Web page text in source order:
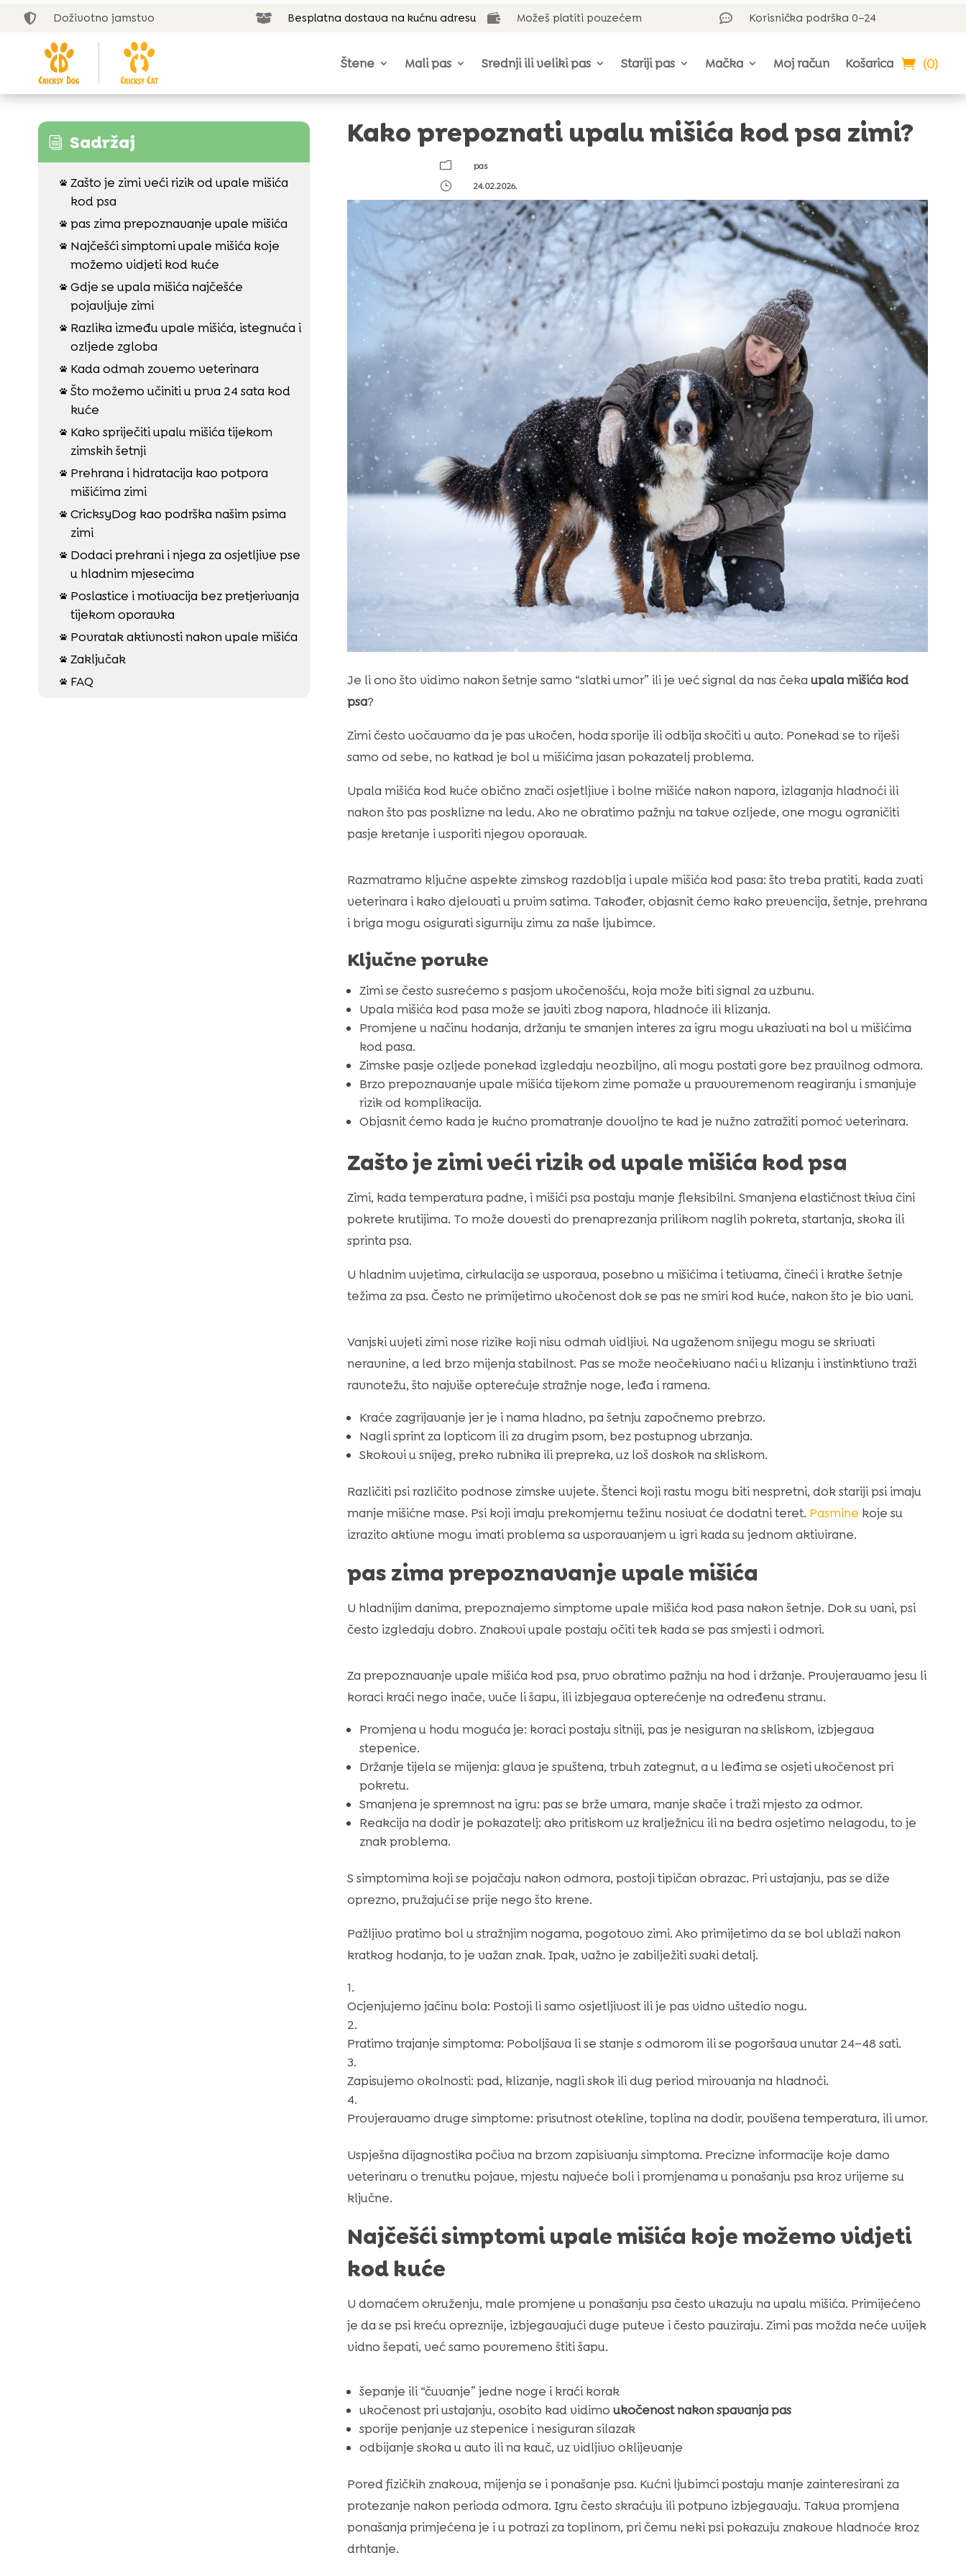
 Doživotno jamstvo  Besplatna dostava na kućnu adresu  Možeš platiti pouzećem  Korisnička podrška 0–24
Štene Mali pas Srednji ili veliki pas Stariji pas Mačka Moj račun Košarica (0)
i Sadržaj
 Zašto je zimi veći rizik od upale mišića
kod psa
 pas zima prepoznavanje upale mišića

Najčešći simptomi upale mišića koje
možemo vidjeti kod kuće
 Gdje se upala mišića najčešće
pojavljuje zimi

Razlika između upale mišića, istegnuća i
ozljede zgloba
 Kada odmah zovemo veterinara
 Što možemo učiniti u prva 24 sata kod
kuće

Kako spriječiti upalu mišića tijekom
zimskih šetnji

Prehrana i hidratacija kao potpora
mišićima zimi
 CricksyDog kao podrška našim psima
zimi

Dodaci prehrani i njega za osjetljive pse
u hladnim mjesecima

Poslastice i motivacija bez pretjerivanja
tijekom oporavka
 Povratak aktivnosti nakon upale mišića
 Zaključak
 FAQ
Kako prepoznati upalu mišića kod psa zimi?
m
pas
}
24.02.2026.
Je li ono što vidimo nakon šetnje samo “slatki umor” ili je već signal da nas čeka upala mišića kod
psa?
Zimi često uočavamo da je pas ukočen, hoda sporije ili odbija skočiti u auto. Ponekad se to riješi
samo od sebe, no katkad je bol u mišićima jasan pokazatelj problema.
Upala mišića kod kuće obično znači osjetljive i bolne mišiće nakon napora, izlaganja hladnoći ili
nakon što pas posklizne na ledu. Ako ne obratimo pažnju na takve ozljede, one mogu ograničiti
pasje kretanje i usporiti njegov oporavak.
Razmatramo ključne aspekte zimskog razdoblja i upale mišića kod pasa: što treba pratiti, kada zvati
veterinara i kako djelovati u prvim satima. Također, objasnit ćemo kako prevencija, šetnje, prehrana
i briga mogu osigurati sigurniju zimu za naše ljubimce.
Ključne poruke
Zimi se često susrećemo s pasjom ukočenošću, koja može biti signal za uzbunu.
Upala mišića kod pasa može se javiti zbog napora, hladnoće ili klizanja.
Promjene u načinu hodanja, držanju te smanjen interes za igru mogu ukazivati na bol u mišićima
kod pasa.
Zimske pasje ozljede ponekad izgledaju neozbiljno, ali mogu postati gore bez pravilnog odmora.
Brzo prepoznavanje upale mišića tijekom zime pomaže u pravovremenom reagiranju i smanjuje
rizik od komplikacija.
Objasnit ćemo kada je kućno promatranje dovoljno te kad je nužno zatražiti pomoć veterinara.
Zašto je zimi veći rizik od upale mišića kod psa
Zimi, kada temperatura padne, i mišići psa postaju manje fleksibilni. Smanjena elastičnost tkiva čini
pokrete krutijima. To može dovesti do prenaprezanja prilikom naglih pokreta, startanja, skoka ili
sprinta psa.
U hladnim uvjetima, cirkulacija se usporava, posebno u mišićima i tetivama, čineći i kratke šetnje
težima za psa. Često ne primijetimo ukočenost dok se pas ne smiri kod kuće, nakon što je bio vani.
Vanjski uvjeti zimi nose rizike koji nisu odmah vidljivi. Na ugaženom snijegu mogu se skrivati
neravnine, a led brzo mijenja stabilnost. Pas se može neočekivano naći u klizanju i instinktivno traži
ravnotežu, što najviše opterećuje stražnje noge, leđa i ramena.
Kraće zagrijavanje jer je i nama hladno, pa šetnju započnemo prebrzo.
Nagli sprint za lopticom ili za drugim psom, bez postupnog ubrzanja.
Skokovi u snijeg, preko rubnika ili prepreka, uz loš doskok na skliskom.
Različiti psi različito podnose zimske uvjete. Štenci koji rastu mogu biti nespretni, dok stariji psi imaju
manje mišićne mase. Psi koji imaju prekomjernu težinu nosivat će dodatni teret. Pasmine koje su
izrazito aktivne mogu imati problema sa usporavanjem u igri kada su jednom aktivirane.
pas zima prepoznavanje upale mišića
U hladnijim danima, prepoznajemo simptome upale mišića kod pasa nakon šetnje. Dok su vani, psi
često izgledaju dobro. Znakovi upale postaju očiti tek kada se pas smjesti i odmori.
Za prepoznavanje upale mišića kod psa, prvo obratimo pažnju na hod i držanje. Provjeravamo jesu li
koraci kraći nego inače, vuče li šapu, ili izbjegava opterećenje na određenu stranu.
Promjena u hodu moguća je: koraci postaju sitniji, pas je nesiguran na skliskom, izbjegava
stepenice.
Držanje tijela se mijenja: glava je spuštena, trbuh zategnut, a u leđima se osjeti ukočenost pri
pokretu.
Smanjena je spremnost na igru: pas se brže umara, manje skače i traži mjesto za odmor.
Reakcija na dodir je pokazatelj: ako pritiskom uz kralježnicu ili na bedra osjetimo nelagodu, to je
znak problema.
S simptomima koji se pojačaju nakon odmora, postoji tipičan obrazac. Pri ustajanju, pas se diže
oprezno, pružajući se prije nego što krene.
Pažljivo pratimo bol u stražnjim nogama, pogotovo zimi. Ako primijetimo da se bol ublaži nakon
kratkog hodanja, to je važan znak. Ipak, važno je zabilježiti svaki detalj.
Ocjenjujemo jačinu bola: Postoji li samo osjetljivost ili je pas vidno uštedio nogu.
Pratimo trajanje simptoma: Poboljšava li se stanje s odmorom ili se pogoršava unutar 24–48 sati.
Zapisujemo okolnosti: pad, klizanje, nagli skok ili dug period mirovanja na hladnoći.
Provjeravamo druge simptome: prisutnost otekline, toplina na dodir, povišena temperatura, ili umor.
Uspješna dijagnostika počiva na brzom zapisivanju simptoma. Precizne informacije koje damo
veterinaru o trenutku pojave, mjestu najveće boli i promjenama u ponašanju psa kroz vrijeme su
ključne.
Najčešći simptomi upale mišića koje možemo vidjeti
kod kuće
U domaćem okruženju, male promjene u ponašanju psa često ukazuju na upalu mišića. Primijećeno
je da se psi kreću opreznije, izbjegavajući duge puteve i često pauziraju. Zimi pas možda neće uvijek
vidno šepati, već samo povremeno štiti šapu.
šepanje ili “čuvanje” jedne noge i kraći korak
ukočenost pri ustajanju, osobito kad vidimo ukočenost nakon spavanja pas
sporije penjanje uz stepenice i nesiguran silazak
odbijanje skoka u auto ili na kauč, uz vidljivo oklijevanje
Pored fizičkih znakova, mijenja se i ponašanje psa. Kućni ljubimci postaju manje zainteresirani za
protezanje nakon perioda odmora. Igru često skraćuju ili potpuno izbjegavaju. Takva promjena
ponašanja primjećena je i u potrazi za toplinom, pri čemu neki psi pokazuju znakove hladnoće kroz
drhtanje.